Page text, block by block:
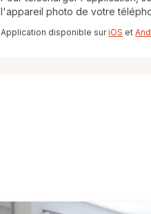
l'appareil photo de votre
Application disponible suriOS et